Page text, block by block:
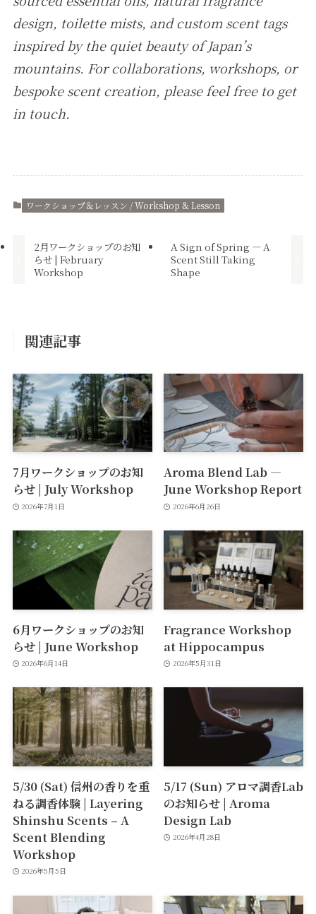
design, toilette mists, and custom scent tags
inspired by the quiet beauty of Japan’s
mountains. For collaborations, workshops, or
bespoke scent creation, please feel free to get
in touch.
ワークショップ＆レッスン / Workshop & Lesson
2月ワークショップのお知
らせ | February
Workshop
A Sign of Spring — A
Scent Still Taking
Shape
関連記事
7月ワークショップのお知
らせ | July Workshop
2026年7月1日
Aroma Blend Lab —
June Workshop Report
2026年6月26日
6月ワークショップのお知
らせ | June Workshop
2026年6月14日
Fragrance Workshop
at Hippocampus
2026年5月31日
5/30 (Sat) 信州の香りを重
ねる調香体験 | Layering
Shinshu Scents – A
Scent Blending
Workshop
2026年5月5日
5/17 (Sun) アロマ調香Lab
のお知らせ | Aroma
Design Lab
2026年4月28日